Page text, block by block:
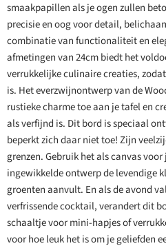
smaakpapillen als je ogen zullen
precisie en oog voor detail,
combinatie van functionaliteit en
afmetingen van 24cm biedt het
verrukkelijke culinaire creaties,
is. Het everzwijnontwerp van de
rustieke charme toe aan je tafel en
als verfijnd is. Dit bord is speciaal
beperkt zich daar niet toe! Zijn
grenzen. Gebruik het als canvas
ingewikkelde ontwerp de levendige
groenten aanvult. En als de avond
verfrissende cocktail, verandert dit
schaaltje voor mini-hapjes of
voor hoe leuk het is om je geliefden